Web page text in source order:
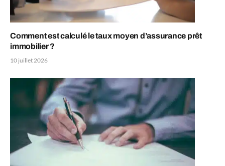
Comment est calculé le taux moyen d’assurance prêt
immobilier ?
10 juillet 2026